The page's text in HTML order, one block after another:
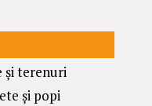
și terenuri
și popi